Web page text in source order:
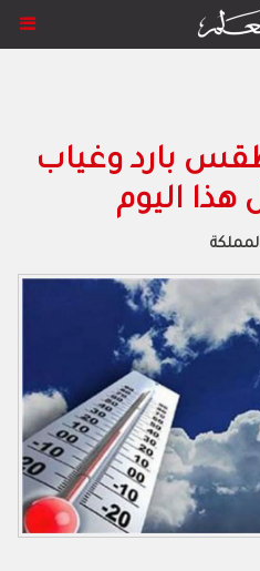
بارد وغياب
اليوم